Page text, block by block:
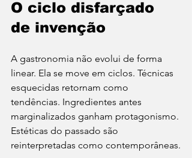
O ciclo disfarçado
de invenção
A gastronomia não evolui de forma
linear. Ela se move em ciclos. Técnicas
esquecidas retornam como
tendências. Ingredientes antes
marginalizados ganham protagonismo.
Estéticas do passado são
reinterpretadas como contemporâneas.